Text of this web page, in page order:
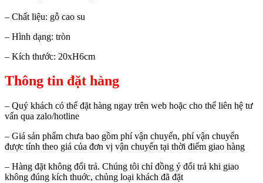
– Chất liệu: gỗ cao su
– Hình dạng: tròn
– Kích thước: 20xH6cm
Thông tin đặt hàng
– Quý khách có thể đặt hàng ngay trên web hoặc cho thể liên hệ tư
vấn qua zalo/hotline
– Giá sản phẩm chưa bao gồm phí vận chuyển, phí vận chuyển
được tính theo giá của đơn vị vận chuyển tại thời điểm giao hàng
– Hàng đặt không đổi trả. Chúng tôi chỉ đồng ý đổi trả khi giao
không đúng kích thuớc, chủng loại khách đã đặt